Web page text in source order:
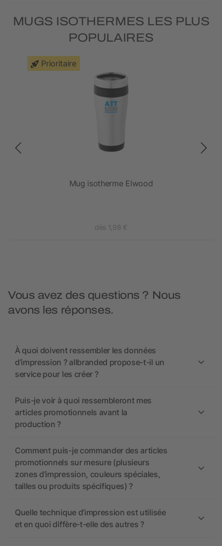
MUGS ISOTHERMES LES PLUS
POPULAIRES
Prioritaire
Mug isotherme Elwood
dès 1,98 €
Vous avez des questions ? Nous
avons les réponses.
À quoi doivent ressembler les données
d’impression ? allbranded propose-t-il un
service pour les créer ?
Puis-je voir à quoi ressembleront mes
articles promotionnels avant la
production ?
Comment puis-je commander des articles
promotionnels sur mesure (plusieurs
zones d’impression, couleurs spéciales,
tailles ou produits spécifiques) ?
Quelle technique d’impression est utilisée
et en quoi diffère-t-elle des autres ?